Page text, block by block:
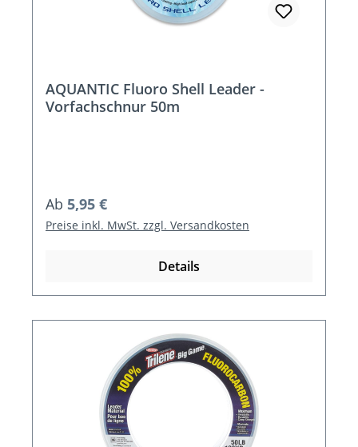
AQUANTIC Fluoro Shell Leader -
Vorfachschnur 50m
Regulärer Preis:
Ab 5,95 €
Preise inkl. MwSt. zzgl. Versandkosten
Details